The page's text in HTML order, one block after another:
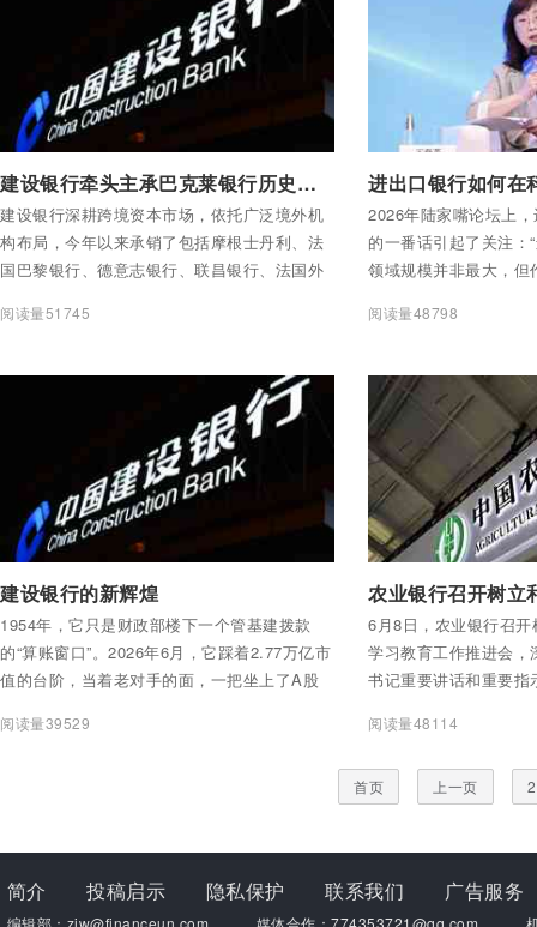
建设银行牵头主承巴克莱银行历史最大规模熊猫债
建设银行深耕跨境资本市场，依托广泛境外机
构布局，今年以来承销了包括摩根士丹利、法
国巴黎银行、德意志银行、联昌银行、法国外
熊猫债，充分展现了建设银行在跨境债务资本
务优势。
阅读量51745
2026年陆家嘴论坛上
的一番话引起了关注：
领域规模并非最大，
阅读量48798
建设银行的新辉煌
1954年，它只是财政部楼下一个管基建拨款
的“算账窗口”。2026年6月，它踩着2.77万亿市
值的台阶，当着老对手的面，一把坐上了A股
阅读量39529
6月8日，农业银行召
学习教育工作推进会
书记重要讲话和重要
育，推进突出问题集
记、行长王志恒出席
阅读量48114
首页 上一页 2
简介 投稿启示 隐私保护 联系我们 广告服务
编辑部：zjw@financeun.com 媒体合作：774353721@qq.com